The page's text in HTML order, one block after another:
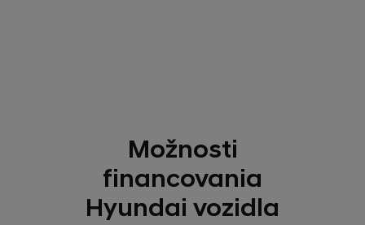
Možnosti
financovania
Hyundai vozidla